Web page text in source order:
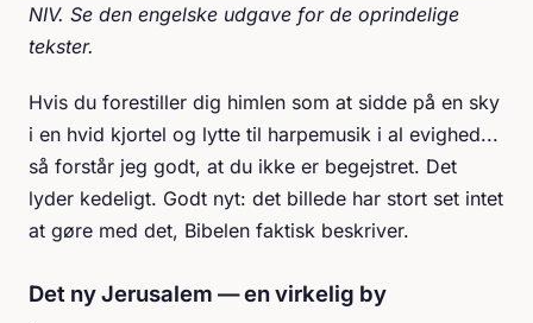
NIV. Se den engelske udgave for de oprindelige
tekster.
Hvis du forestiller dig himlen som at sidde på en sky
i en hvid kjortel og lytte til harpemusik i al evighed...
så forstår jeg godt, at du ikke er begejstret. Det
lyder kedeligt. Godt nyt: det billede har stort set intet
at gøre med det, Bibelen faktisk beskriver.
Det ny Jerusalem — en virkelig by